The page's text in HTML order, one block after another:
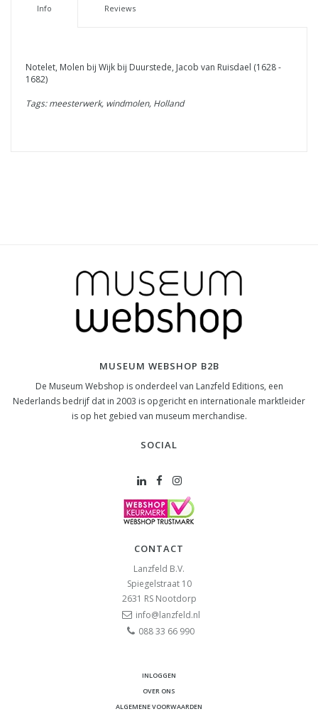
Info Reviews
Notelet, Molen bij Wijk bij Duurstede, Jacob van Ruisdael (1628 -
1682)
Tags: meesterwerk, windmolen, Holland
MUSEUM WEBSHOP B2B
De Museum Webshop is onderdeel van Lanzfeld Editions, een
Nederlands bedrijf dat in 2003 is opgericht en internationale marktleider
is op het gebied van museum merchandise.
SOCIAL
CONTACT
Lanzfeld B.V.
Spiegelstraat 10
2631 RS Nootdorp
info@lanzfeld.nl
088 33 66 990
INLOGGEN
OVER ONS
ALGEMENE VOORWAARDEN